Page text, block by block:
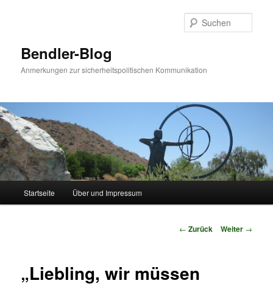
Bendler-Blog
Anmerkungen zur sicherheitspolitischen Kommunikation
Startseite Über und Impressum
Beitrags-
← Zurück Weiter →
„Liebling, wir müssen